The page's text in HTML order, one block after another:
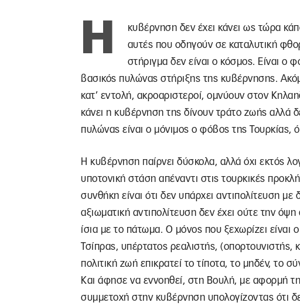
Η
κυβέρνηση δεν έχει κάνει ως τώρα
αυτές που οδηγούν σε καταλυτική
στήριγμα δεν είναι ο κόσμος. Είναι ο
βασικός πυλώνας στήριξης της κυβέρνησης.
κατ’ εντολή, ακροαριστεροί, ομνύουν στον
κάνει η κυβέρνηση της δίνουν τράτο ζωής αλλά
πυλώνας είναι ο μόνιμος ο φόβος της Τουρκίας,
Η κυβέρνηση παίρνει δύσκολα, αλλά όχι εκτός
υποτονική στάση απέναντι στις τουρκικές
συνθήκη είναι ότι δεν υπάρχει αντιπολίτευση
αξιωματική αντιπολίτευση δεν έχει ούτε την
ίσια με το πάτωμα. Ο μόνος που ξεχωρίζει
Τσίπρας, υπέρτατος ρεαλιστής, (οπορτουνιστής,
πολιτική ζωή επικρατεί το τίποτα, το μηδέν, το
Και άφησε να εννοηθεί, στη Βουλή, με αφορμή τη
συμμετοχή στην κυβέρνηση υπολογίζοντας ότι